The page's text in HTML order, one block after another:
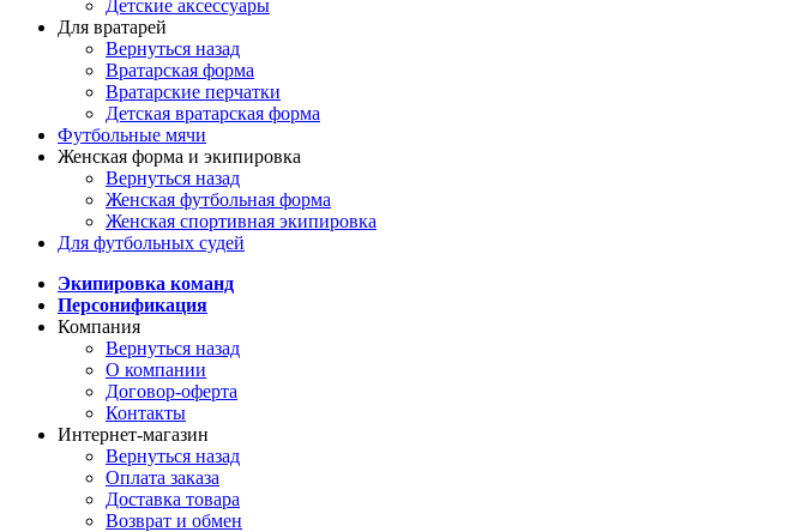
Детские аксессуары
Для вратарей
Вернуться назад
Вратарская форма
Вратарские перчатки
Детская вратарская форма
Футбольные мячи
Женская форма и экипировка
Вернуться назад
Женская футбольная форма
Женская спортивная экипировка
Для футбольных судей
Экипировка команд
Персонификация
Компания
Вернуться назад
О компании
Договор-оферта
Контакты
Интернет-магазин
Вернуться назад
Оплата заказа
Доставка товара
Возврат и обмен